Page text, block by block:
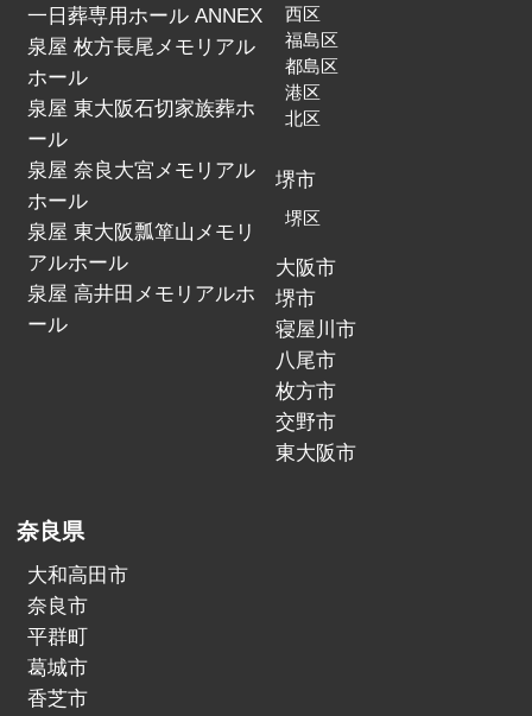
一日葬専用ホール ANNEX
泉屋 枚方長尾メモリアル
ホール
泉屋 東大阪石切家族葬ホ
ール
泉屋 奈良大宮メモリアル
ホール
泉屋 東大阪瓢箪山メモリ
アルホール
泉屋 高井田メモリアルホ
ール
西区
福島区
都島区
港区
北区
堺市
堺区
大阪市
堺市
寝屋川市
八尾市
枚方市
交野市
東大阪市
奈良県
大和高田市
奈良市
平群町
葛城市
香芝市